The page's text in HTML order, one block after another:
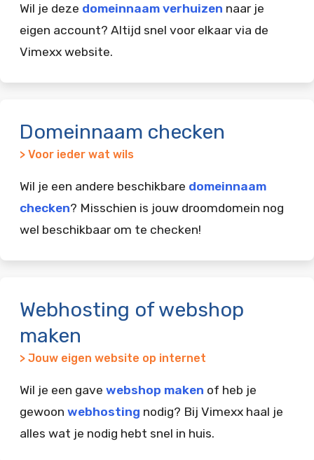
Wil je deze domeinnaam verhuizen naar je
eigen account? Altijd snel voor elkaar via de
Vimexx website.
Domeinnaam checken
> Voor ieder wat wils
Wil je een andere beschikbare domeinnaam
checken? Misschien is jouw droomdomein nog
wel beschikbaar om te checken!
Webhosting of webshop
maken
> Jouw eigen website op internet
Wil je een gave webshop maken of heb je
gewoon webhosting nodig? Bij Vimexx haal je
alles wat je nodig hebt snel in huis.